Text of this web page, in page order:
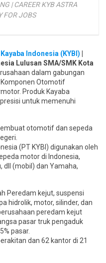
| CAREER KYB ASTRA
FOR JOBS
Indonesia (KYBI)
Lulusan SMA/SMK Kota
dalam gabungan
Otomotif
Produk Kayaba
untuk memenuhi
otomotif dan sepeda
(PT KYBI) digunakan oleh
motor di Indonesia,
dll (mobil) dan Yamaha,
Peredam kejut, suspensi
hidrolik, motor, silinder, dan
peredam kejut
pasar truk pengaduk
pasar.
dan 62 kantor di 21